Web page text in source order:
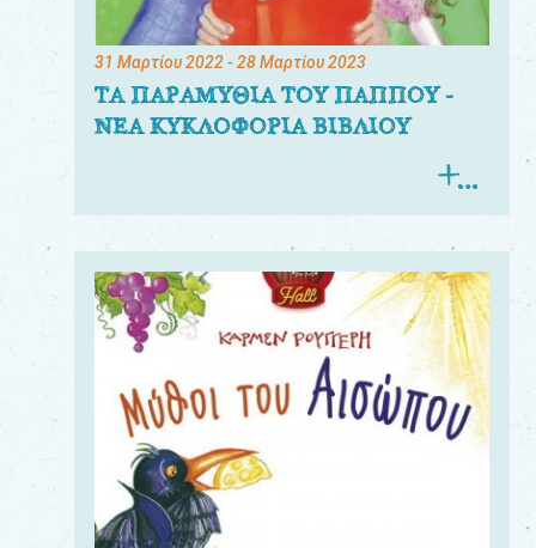
31 Μαρτίου 2022- 28 Μαρτίου 2023
ΤΑ ΠΑΡΑΜΥΘΙΑ ΤΟΥ ΠΑΠΠΟΥ -
ΝΕΑ ΚΥΚΛΟΦΟΡΙΑ ΒΙΒΛΙΟΥ